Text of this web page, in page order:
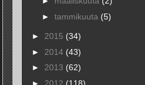
► tammikuuta (5)
► 2015 (34)
► 2014 (43)
► 2013 (62)